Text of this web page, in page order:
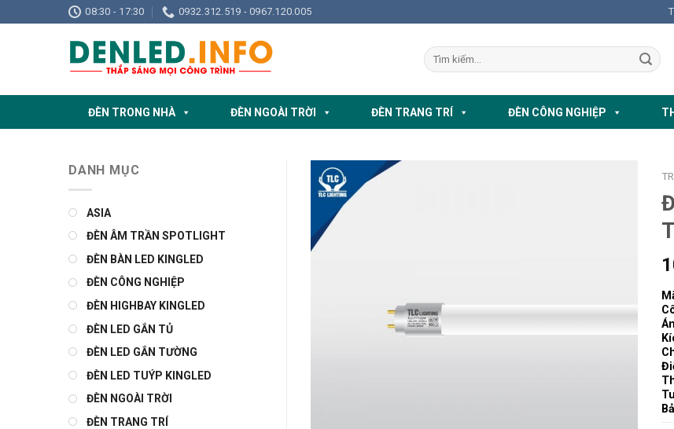
to
08:30 - 17:30 0932.312.519 - 0967.120.005
ĐÈN TRONG NHÀ ĐÈN NGOÀI TRỜI ĐÈN TRANG TRÍ ĐÈN CÔNG NGHIỆP
DANH MỤC
ASIA
ĐÈN ÂM TRẦN SPOTLIGHT
ĐÈN BÀN LED KINGLED
ĐÈN CÔNG NGHIỆP
ĐÈN HIGHBAY KINGLED
ĐÈN LED GẮN TỦ
ĐÈN LED GẮN TƯỜNG
ĐÈN LED TUÝP KINGLED
ĐÈN NGOÀI TRỜI
ĐÈN TRANG TRÍ